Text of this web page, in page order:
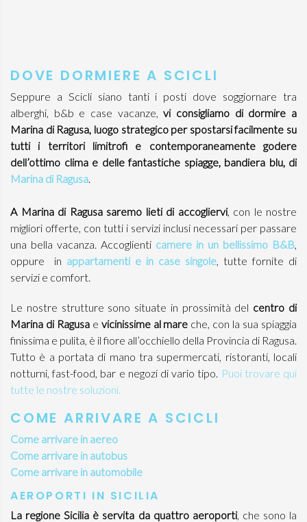
DOVE DORMIERE A SCICLI
Seppure a Scicli siano tanti i posti dove soggiornare tra
alberghi, b&b e case vacanze,vi consigliamo di dormire a
Marina di Ragusa, luogo strategico per spostarsi facilmente su
tutti i territori limitrofi e contemporaneamente godere
dell’ottimo clima e delle fantastiche spiagge, bandiera blu, di
Marina di Ragusa.
A Marina di Ragusa saremo lieti di accogliervi, con le nostre
migliori offerte, con tutti i servizi inclusi necessari per passare
una bella vacanza. Accoglienti camere in un bellissimo B&B,
oppure in appartamenti e in case singole, tutte fornite di
servizi e comfort.
Le nostre strutture sono situate in prossimità del centro di
Marina di Ragusa e vicinissime al mare che, con la sua spiaggia
finissima e pulita, è il fiore all’occhiello della Provincia di Ragusa.
Tutto è a portata di mano tra supermercati, ristoranti, locali
notturni, fast-food, bar e negozi di vario tipo. Puoi trovare qui
tutte le nostre soluzioni.
COME ARRIVARE A SCICLI
Come arrivare in aereo
Come arrivare in autobus
Come arrivare in automobile
AEROPORTI IN SICILIA
La regione Sicilia è servita da quattro aeroporti, che sono la